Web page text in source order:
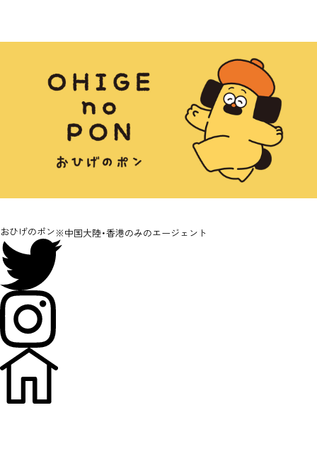
おひげのポン※中国大陸・香港のみのエージェント